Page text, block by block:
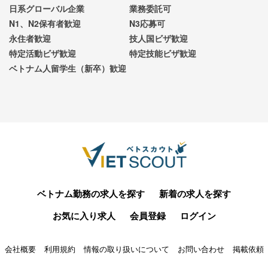
日系グローバル企業
業務委託可
N1、N2保有者歓迎
N3応募可
永住者歓迎
技人国ビザ歓迎
特定活動ビザ歓迎
特定技能ビザ歓迎
ベトナム人留学生（新卒）歓迎
ベトナム勤務の求人を探す
新着の求人を探す
お気に入り求人
会員登録 ログイン
会社概要 利用規約 情報の取り扱いについて お問い合わせ 掲載依頼